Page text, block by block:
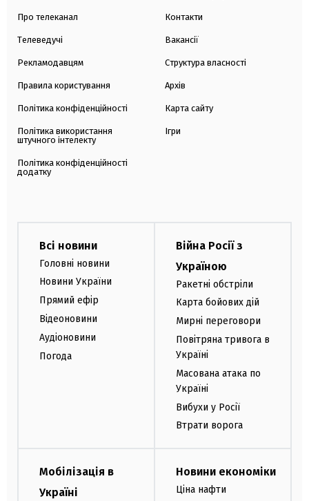
Про телеканал
Телеведучі
Рекламодавцям
Правила користування
Політика конфіденційності
Політика використання
штучного інтелекту
Політика конфіденційності
додатку
Контакти
Вакансії
Структура власності
Архів
Карта сайту
Ігри
Всі новини
Головні новини
Новини України
Прямий ефір
Відеоновини
Аудіоновини
Погода
Війна Росії з
Україною
Ракетні обстріли
Карта бойових дій
Мирні переговори
Повітряна тривога в
Україні
Масована атака по
Україні
Вибухи у Росії
Втрати ворога
Мобілізація в
Україні
Новини економіки
Ціна нафти